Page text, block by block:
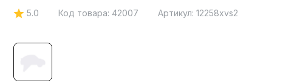
5.0 Код товара: 42007 Артикул: 12258xvs2